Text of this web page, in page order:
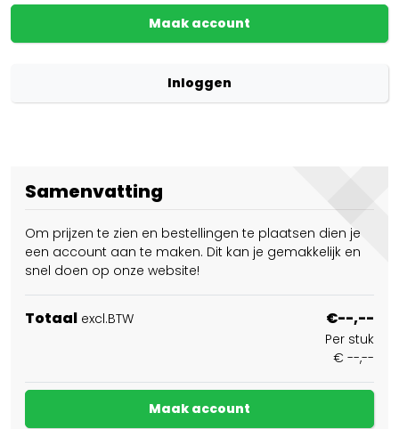
Maak account
Inloggen
Samenvatting
Om prijzen te zien en bestellingen te plaatsen dien je
een account aan te maken. Dit kan je gemakkelijk en
snel doen op onze website!
Totaal excl.BTW €--,--
Per stuk
€ --,--
Maak account